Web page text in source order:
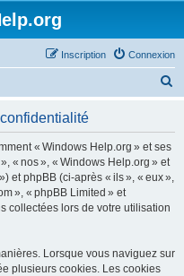
Connexion
Inscription
e
« Windows Help.org » et ses
« nos », « Windows Help.org » et
et phpBB (ci-après « ils », « eux »,
», « phpBB Limited » et
collectées lors de votre utilisation
Lorsque vous naviguez sur
plusieurs cookies. Les cookies